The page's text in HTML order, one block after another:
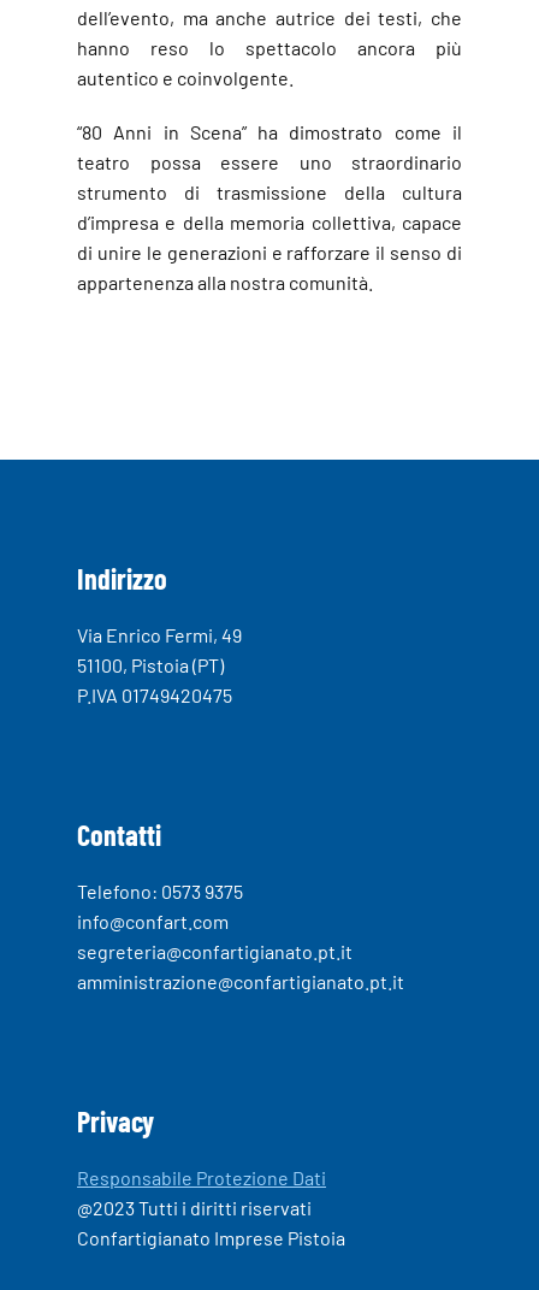
dell’evento, ma anche autrice dei testi, che
hanno reso lo spettacolo ancora più
autentico e coinvolgente.
“80 Anni in Scena” ha dimostrato come il
teatro possa essere uno straordinario
strumento di trasmissione della cultura
d’impresa e della memoria collettiva, capace
di unire le generazioni e rafforzare il senso di
appartenenza alla nostra comunità.
Indirizzo
Via Enrico Fermi, 49
51100, Pistoia (PT)
P.IVA 01749420475
Contatti
Telefono: 0573 9375
info@confart.com
segreteria@confartigianato.pt.it
amministrazione@confartigianato.pt.it
Privacy
Responsabile Protezione Dati
@2023 Tutti i diritti riservati
Confartigianato Imprese Pistoia